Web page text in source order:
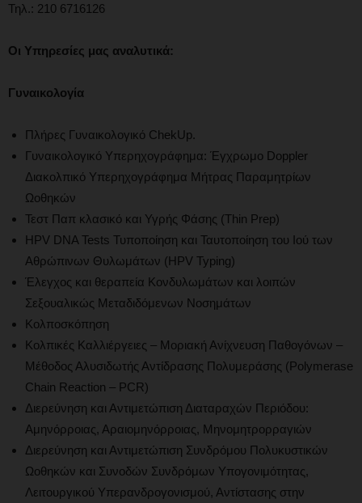
Τηλ.: 210 6716126
Οι Υπηρεσίες μας αναλυτικά:
Γυναικολογία
Πλήρες Γυναικολογικό ChekUp.
Γυναικολογικό Υπερηχογράφημα: Έγχρωμο Doppler
Διακολπικό Υπερηχογράφημα Μήτρας Παραμητρίων
Ωοθηκών
Τεστ Παπ κλασικό και Υγρής Φάσης (Thin Prep)
HPV DNA Tests Τυποποίηση και Ταυτοποίηση του Ιού των
Αθρώπινων Θυλωμάτων (HPV Typing)
Έλεγχος και θεραπεία Κονδυλωμάτων και λοιπών
Σεξουαλικώς Μεταδιδόμενων Νοσημάτων
Κολποσκόπηση
Κολπικές Καλλιέργειες – Μοριακή Ανίχνευση Παθογόνων –
Μέθοδος Αλυσιδωτής Αντίδρασης Πολυμεράσης (Polymerase
Chain Reaction – PCR)
Διερεύνηση και Αντιμετώπιση Διαταραχών Περιόδου:
Αμηνόρροιας, Αραιομηνόρροιας, Μηνομητρορραγιών
Διερεύνηση και Αντιμετώπιση Συνδρόμου Πολυκυστικών
Ωοθηκών και Συνοδών Συνδρόμων Υπογονιμότητας,
Λειτουργικού Υπερανδρογονισμού, Αντίστασης στην